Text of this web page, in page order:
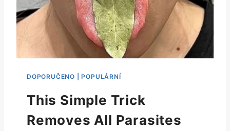
This Simple Trick
Removes All Parasites